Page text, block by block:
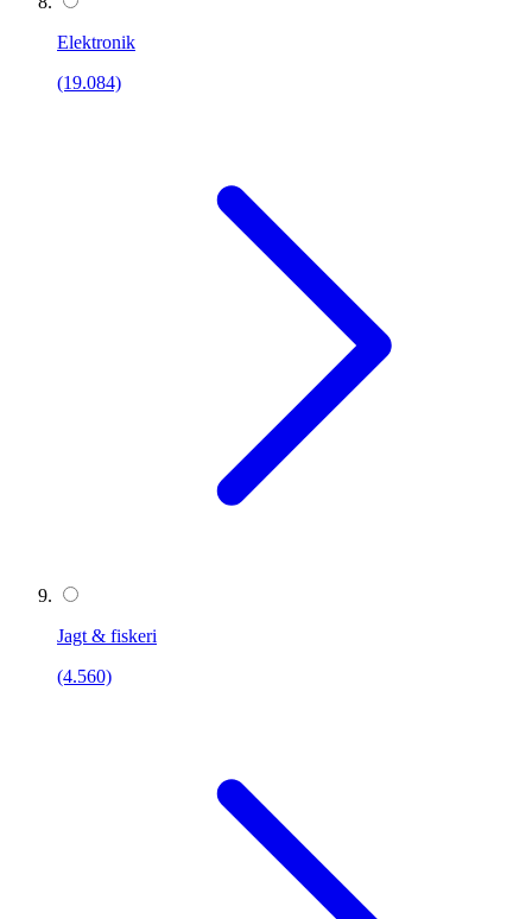
Elektronik
(19.084)
Jagt & fiskeri
(4.560)